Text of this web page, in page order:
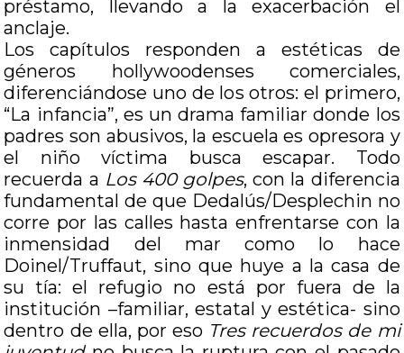
préstamo, llevando a la exacerbación el
anclaje.
Los capítulos responden a estéticas de
géneros hollywoodenses comerciales,
diferenciándose uno de los otros: el primero,
“La infancia”, es un drama familiar donde los
padres son abusivos, la escuela es opresora y
el niño víctima busca escapar. Todo
recuerda a Los 400 golpes, con la diferencia
fundamental de que Dedalús/Desplechin no
corre por las calles hasta enfrentarse con la
inmensidad del mar como lo hace
Doinel/Truffaut, sino que huye a la casa de
su tía: el refugio no está por fuera de la
institución –familiar, estatal y estética- sino
dentro de ella, por eso Tres recuerdos de mi